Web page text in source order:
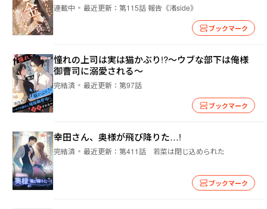
連載中 最近更新： 第115話 報告《渚side》
ブックマーク
憧れの上司は実は猫かぶり!?～ウブな部下は俺様
御曹司に溺愛される～
完結済 最近更新： 第97話
ブックマーク
幸田さん、奥様が飛び降りた…!
完結済 最近更新： 第411話 若菜は閉じ込められた
ブックマーク